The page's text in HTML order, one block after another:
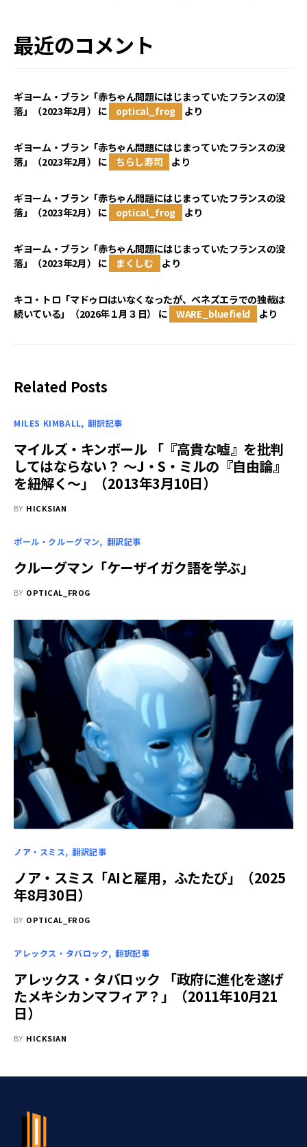
最近のコメント
ギヨーム・ブラン「赤ちゃん問題にはじまっていたフランスの没
落」（2023年2月） に optical_frog より
ギヨーム・ブラン「赤ちゃん問題にはじまっていたフランスの没
落」（2023年2月） に ちらし寿司 より
ギヨーム・ブラン「赤ちゃん問題にはじまっていたフランスの没
落」（2023年2月） に optical_frog より
ギヨーム・ブラン「赤ちゃん問題にはじまっていたフランスの没
落」（2023年2月） に まくしむ より
キコ・トロ「マドゥロはいなくなったが、ベネズエラでの独裁は
続いている」（2026年１月３日）
に WARE_bluefield より
Related Posts
MILES KIMBALL 翻訳記事
マイルズ・キンボール 「『高貴な嘘』を批判
してはならない？ ～J・S・ミルの『自由論』
を紐解く～」（2013年3月10日）
BY HICKSIAN
ポール・クルーグマン 翻訳記事
クルーグマン「ケーザイガク語を学ぶ」
BY OPTICAL_FROG
ノア・スミス 翻訳記事
ノア・スミス「AIと雇用，ふたたび」（2025
年8月30日）
BY OPTICAL_FROG
アレックス・タバロック 翻訳記事
アレックス・タバロック 「政府に進化を遂げ
たメキシカンマフィア？」（2011年10月21
日）
BY HICKSIAN